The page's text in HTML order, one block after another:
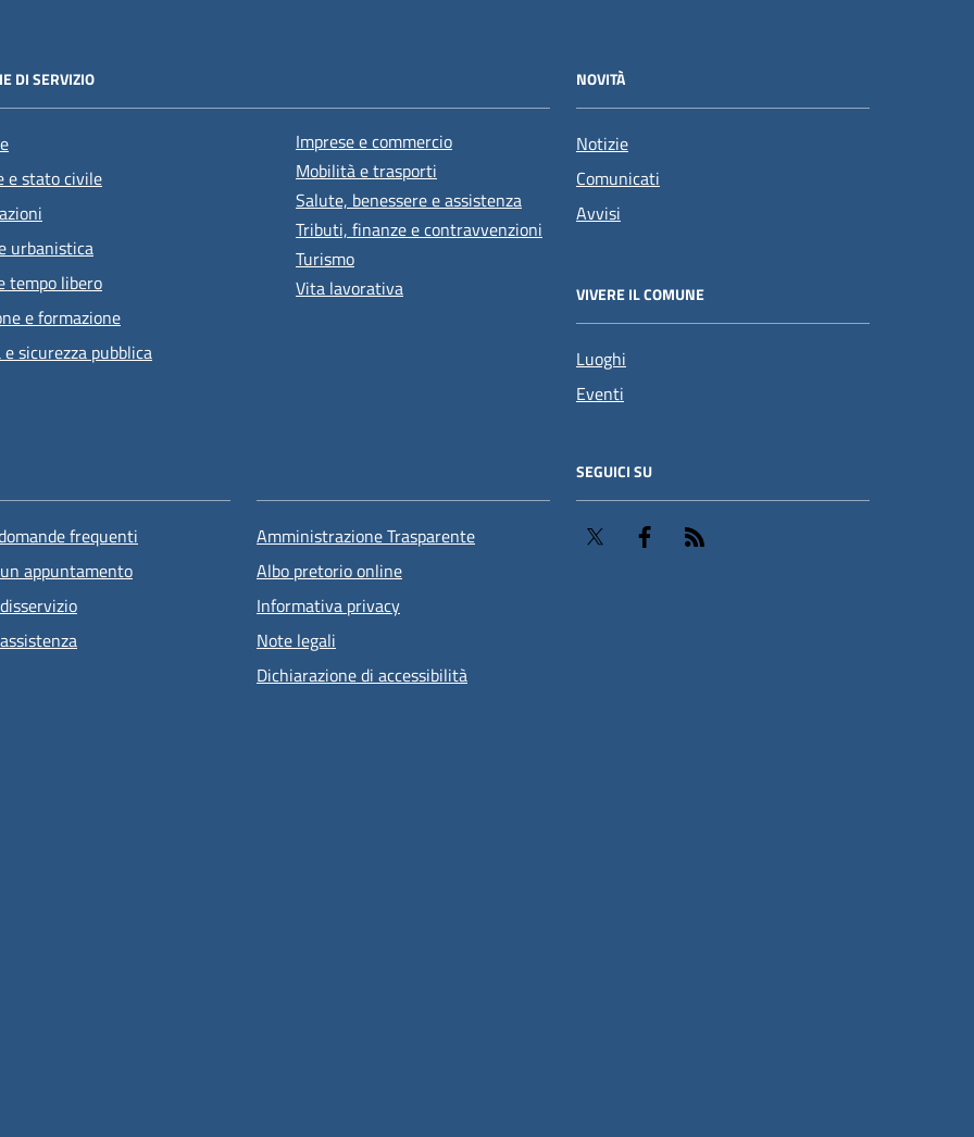
DI SERVIZIO
e stato civile
urbanistica
tempo libero
e formazione
sicurezza pubblica
Imprese e commercio
Mobilità e trasporti
Salute, benessere e assistenza
Tributi, finanze e contravvenzioni
Turismo
Vita lavorativa
NOVITÀ
Notizie
Comunicati
Avvisi
VIVERE IL COMUNE
Luoghi
Eventi
frequenti
appuntamento
Amministrazione Trasparente
Albo pretorio online
Informativa privacy
Note legali
Dichiarazione di accessibilità
SEGUICI SU
Twitter Facebook